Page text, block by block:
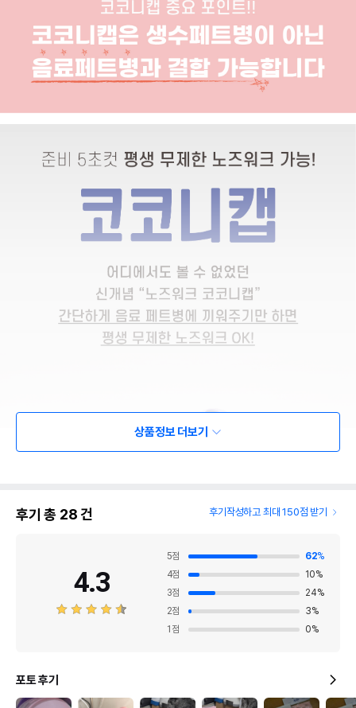
상품정보 더보기
후기 총 28건 후기작성하고 최대 150점 받기
4.3
5점 62%
4점 10%
3점 24%
2점 3%
1 점 0%
포토 후기